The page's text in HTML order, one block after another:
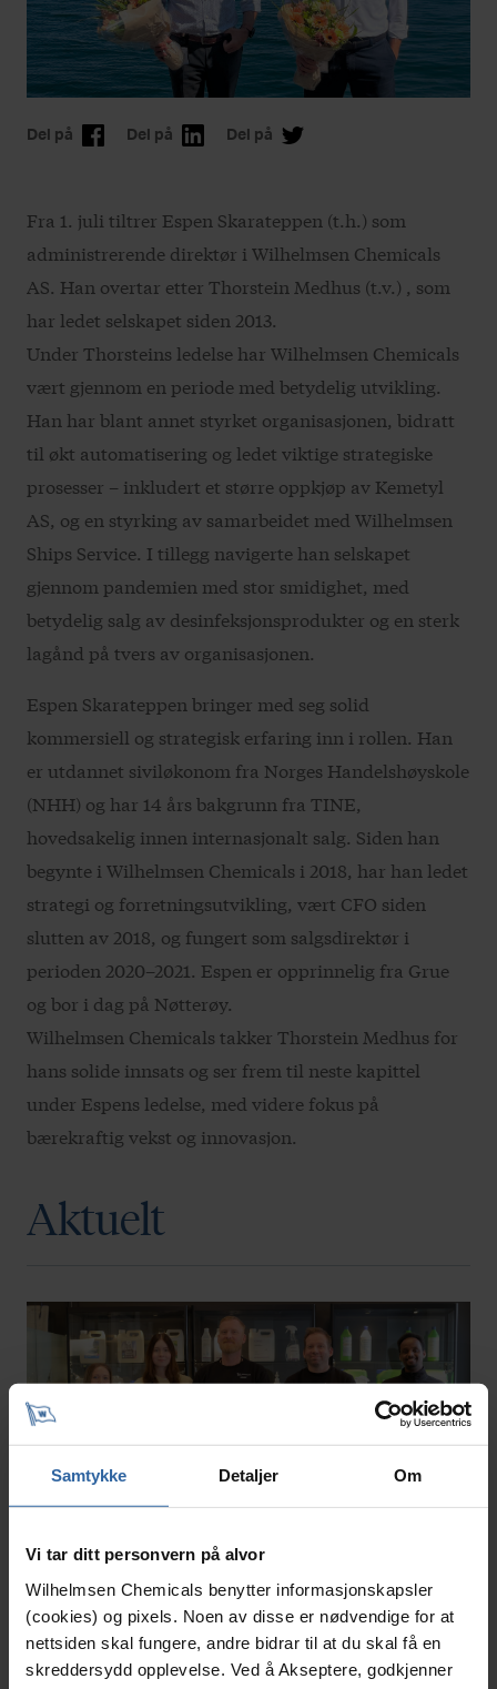
Samtykke Detaljer Om
Vi tar ditt personvern på alvor
Wilhelmsen Chemicals benytter informasjonskapsler
(cookies) og pixels. Noen av disse er nødvendige for at
nettsiden skal fungere, andre bidrar til at du skal få en
skreddersydd opplevelse. Ved å Akseptere, godkjenner
Del på Del på Del på
Fra 1. juli tiltrer Espen Skarateppen (t.h.) som
administrerende direktør i Wilhelmsen Chemicals
AS. Han overtar etter Thorstein Medhus (t.v.) , som
har ledet selskapet siden 2013.
Under Thorsteins ledelse har Wilhelmsen Chemicals
vært gjennom en periode med betydelig utvikling.
Han har blant annet styrket organisasjonen, bidratt
til økt automatisering og ledet viktige strategiske
prosesser – inkludert et større oppkjøp av Kemetyl
AS, og en styrking av samarbeidet med Wilhelmsen
Ships Service. I tillegg navigerte han selskapet
gjennom pandemien med stor smidighet, med
betydelig salg av desinfeksjonsprodukter og en sterk
lagånd på tvers av organisasjonen.
Espen Skarateppen bringer med seg solid
kommersiell og strategisk erfaring inn i rollen. Han
er utdannet siviløkonom fra Norges Handelshøyskole
(NHH) og har 14 års bakgrunn fra TINE,
hovedsakelig innen internasjonalt salg. Siden han
begynte i Wilhelmsen Chemicals i 2018, har han ledet
strategi og forretningsutvikling, vært CFO siden
slutten av 2018, og fungert som salgsdirektør i
perioden 2020–2021. Espen er opprinnelig fra Grue
og bor i dag på Nøtterøy.
Wilhelmsen Chemicals takker Thorstein Medhus for
hans solide innsats og ser frem til neste kapittel
under Espens ledelse, med videre fokus på
bærekraftig vekst og innovasjon.
Aktuelt
Nye ansikter
Hos oss i Wilhelmsen Chemicals er menneskene